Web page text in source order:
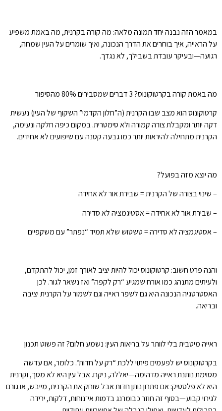
במאמר הזה נבנה יחד תמונה מלאה: מה קורה בקרנית, מה באמת משפיע
על הראייה, איך בוחרים את הדרך הנכונה, ואיך שומרים על העין שמחה,
רגועה—ובעיקר עובדת בשבילך, לא נגדך.
מה באמת קורה בקרטוקונוס? 3 דברים שמסבירים 80% מהסיפור
קרטוקונוס הוא מצב שבו הקרנית (ה”חלון הקדמי” השקוף של העין) נעשית
דקה יותר ומקבלת צורה קמורה ולא סימטרית. במקום כיפה חלקה ונעימה,
הקרנית מתחילה להיראות יותר כמו גבעה קטנה עם שיפועים לא אחידים.
מה יוצא מזה בפועל?
– שינוי בצורה של הקרנית = שבירת אור לא אחידה
– שבירת אור לא אחידה = אסטיגמציה לא סדירה
– אסטיגמציה לא סדירה = טשטוש שלא תמיד “נפתר” עם משקפיים
והנה פרט חשוב: קרטוקונוס יכול להיות יציב לאורך זמן, יכול להתקדם,
ולעיתים מתנהג כמו אורח שמגיע “רק לקפה” ואז נשאר לגור. לכן
האסטרטגיה הנכונה היא גם לשפר ראייה וגם לשמור על הקרנית יציבה
ובריאה.
ראייה מיטבית בלי לוותר על בריאות העין: נשמע חלום? זה פשוט תכנון
בקרטוקונוס יש לפעמים פיתוי ללכת “רק על חדות”. כלומר, אם עדשה
מסוימת נותנת ראייה מדהימה—יאללה, ניקח. אבל עין היא לא מסך, וקרנית
היא לא פלסטיק: אם פתרון נותן חדות אבל שוחק את הקרנית, מייבש, או גורם
לגירוי קבוע—בסוף זה חוזר כבומרנג בדמות אי־נוחות, דלקות, ירידה